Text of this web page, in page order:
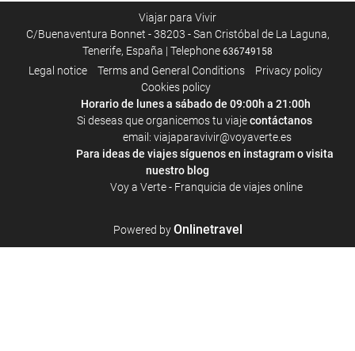
Viajar para Vivir
C/Buenaventura Bonnet - 38203 - San Cristóbal de La Laguna,
Tenerife, España | Telephone 636749158
Legal notice Terms and General Conditions
Privacy policy
Cookies policy
Horario de lunes a sábado de 09:00h a 21:00h
Si deseas que organicemos tu viajecontáctanos
email: viajaparavivir@voyaverte.es
Para ideas de viajes síguenos en instagramo visita
nuestro blog
Voy a Verte - Franquicia de viajes online
Powered byOnlinetravel